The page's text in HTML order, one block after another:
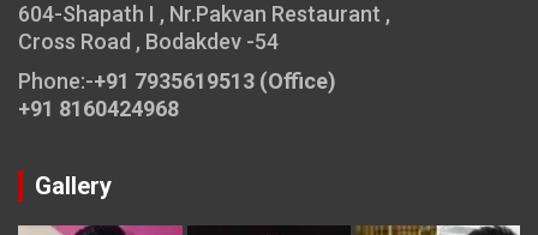
604-Shapath I , Nr.Pakvan Restaurant ,
Cross Road , Bodakdev -54
Phone:-+91 7935619513 (Office)
+91 8160424968
Gallery